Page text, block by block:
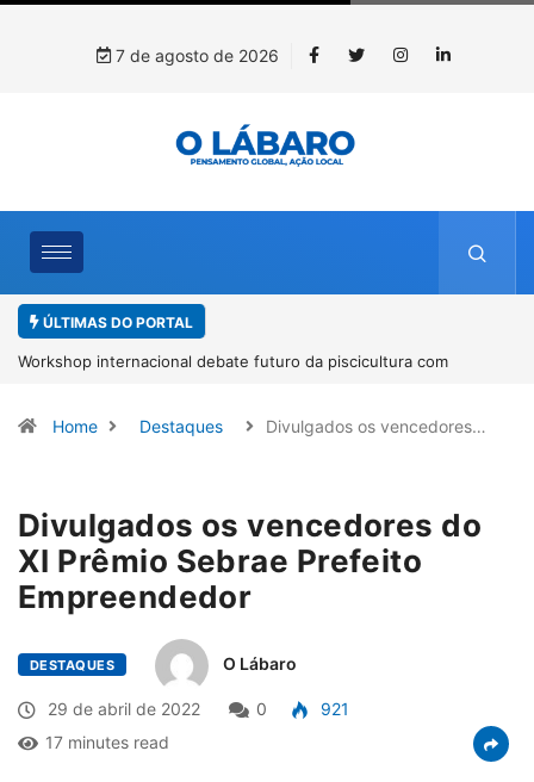
7 de agosto de 2026
ÚLTIMAS DO PORTAL
Workshop internacional debate futuro da piscicultura com
Home Destaques Divulgados os vencedores…
Divulgados os vencedores do
XI Prêmio Sebrae Prefeito
Empreendedor
DESTAQUES O Lábaro
29 de abril de 2022 0
921
17 minutes read